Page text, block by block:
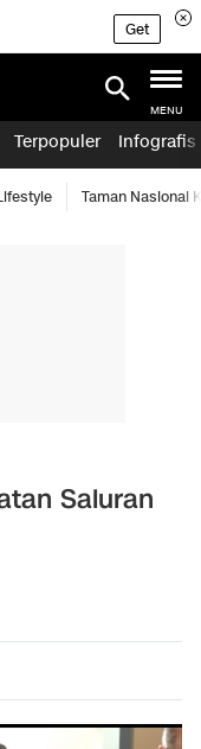
Get
MENU
Terpopuler Infografis
Taman Nasional
Saluran